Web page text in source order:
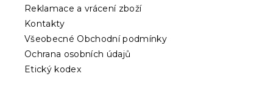
Reklamace a vrácení zboží
Kontakty
Všeobecné Obchodní podmínky
Ochrana osobních údajů
Etický kodex